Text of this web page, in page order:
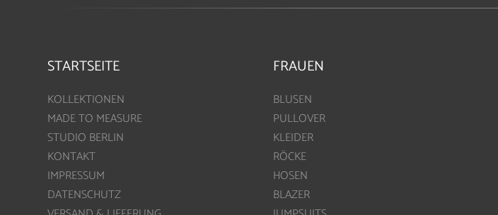
STARTSEITE
KOLLEKTIONEN
MADE TO MEASURE
STUDIO BERLIN
KONTAKT
IMPRESSUM
DATENSCHUTZ
FRAUEN
BLUSEN
PULLOVER
KLEIDER
RÖCKE
HOSEN
BLAZER